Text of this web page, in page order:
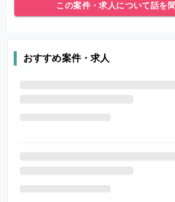
この案件・求人について話を
おすすめ案件・求人